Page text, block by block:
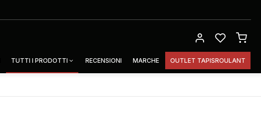
TUTTI I PRODOTTI RECENSIONI MARCHE OUTLET TAPISROULANT